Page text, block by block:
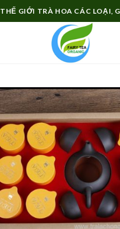
THẾ GIỚI TRÀ HOA CÁC LOẠI,